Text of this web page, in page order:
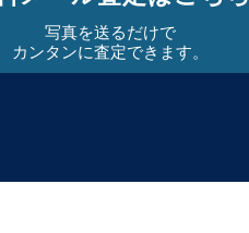
写真を送るだけで
カンタンに査定できます。